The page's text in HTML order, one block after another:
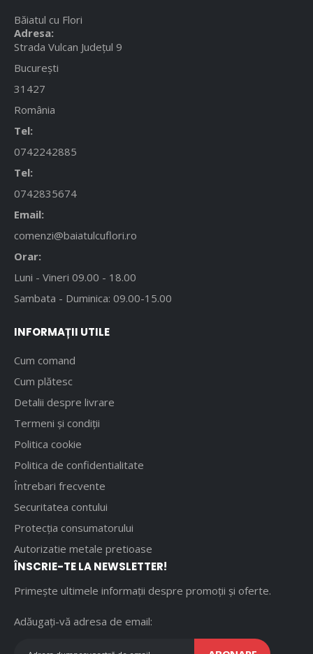
Băiatul cu Flori
Adresa:
Strada Vulcan Județul 9
București
31427
România
Tel:
0742242885
Tel:
0742835674
Email:
comenzi@baiatulcuflori.ro
Orar:
Luni - Vineri 09.00 - 18.00
Sambata - Duminica: 09.00-15.00
INFORMAȚII UTILE
Cum comand
Cum plătesc
Detalii despre livrare
Termeni și condiții
Politica cookie
Politica de confidentialitate
Întrebari frecvente
Securitatea contului
Protecția consumatorului
Autorizatie metale pretioase
ÎNSCRIE-TE LA NEWSLETTER!
Primește ultimele informații despre promoții și oferte.
Adăugați-vă adresa de email: